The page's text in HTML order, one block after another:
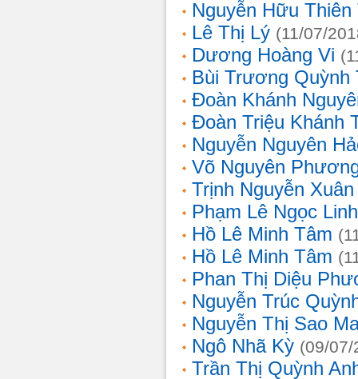
Nguyễn Hữu Thiên
Lê Thị Lý (11/07/
Dương Hoàng Vi
Bùi Trương Quỳnh
Đoàn Khánh
Đoàn Triệu Khánh
Nguyễn Nguyên
Võ Nguyên
Trịnh Nguyễn
Phạm Lê Ngọc Linh
Hồ Lê Minh Tâm
Hồ Lê Minh Tâm
Phan Thị Diệu
Nguyễn Trúc
Nguyễn Thị Sao
Ngô Nhã Kỳ (09/07/
Trần Thị Quỳnh